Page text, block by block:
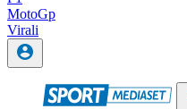
MotoGp
Virali